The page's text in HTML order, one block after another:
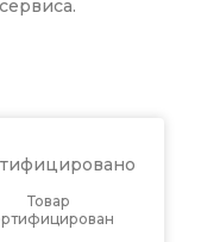
Товар